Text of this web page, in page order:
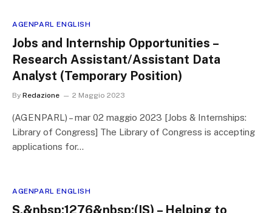
AGENPARL ENGLISH
Jobs and Internship Opportunities –
Research Assistant/Assistant Data
Analyst (Temporary Position)
By Redazione 2 Maggio 2023
(AGENPARL) – mar 02 maggio 2023 [Jobs & Internships:
Library of Congress] The Library of Congress is accepting
applications for…
AGENPARL ENGLISH
S.&nbsp;1276&nbsp;(IS) – Helping to